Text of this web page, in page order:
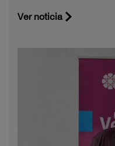
Ver noticia